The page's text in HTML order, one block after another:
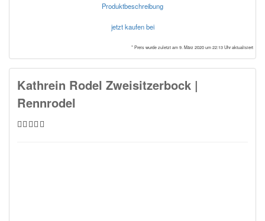
Produktbeschreibung
jetzt kaufen bei
* Preis wurde zuletzt am 9. März 2020 um 22:13 Uhr aktualisiert
Kathrein Rodel Zweisitzerbock |
Rennrodel